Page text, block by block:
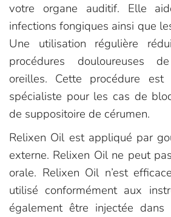
votre organe auditif. Elle
infections fongiques ainsi que
Une utilisation régulière
procédures douloureuses
oreilles. Cette procédure
spécialiste pour les cas de
de suppositoire de cérumen.
Relixen Oil est appliqué par
externe. Relixen Oil ne peut
orale. Relixen Oil n’est
utilisé conformément aux
également être injectée